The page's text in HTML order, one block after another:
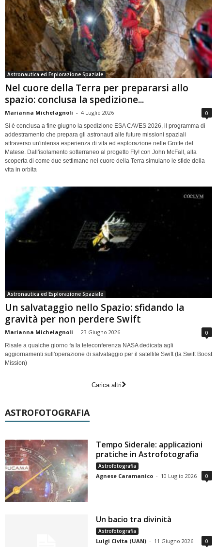
Astronautica ed Esplorazione Spaziale
Nel cuore della Terra per prepararsi allo
spazio: conclusa la spedizione...
Marianna Michelagnoli - 4 Luglio 2026 0
Si è conclusa a fine giugno la spedizione ESA CAVES 2026, il programma di
addestramento che prepara gli astronauti alle future missioni spaziali
attraverso un'intensa esperienza di vita ed esplorazione nelle Grotte del
Matese. Dall'isolamento sotterraneo al progetto Fly! con John McFall, alla
scoperta di come due settimane nel cuore della Terra simulano le sfide della
vita in orbita
Astronautica ed Esplorazione Spaziale
Un salvataggio nello Spazio: sfidando la
gravità per non perdere Swift
Marianna Michelagnoli - 23 Giugno 2026 0
Risale a qualche giorno fa la teleconferenza NASA dedicata agli
aggiornamenti sull'operazione di salvataggio per il satellite Swift (la Swift Boost
Mission)
Carica altri
ASTROFOTOGRAFIA
Tempo Siderale: applicazioni
pratiche in Astrofotografia
Astrofotografia
Agnese Caramanico - 10 Luglio 2026 0
Un bacio tra divinità
Astrofotografia
Luigi Civita (UAN) - 11 Giugno 2026 0